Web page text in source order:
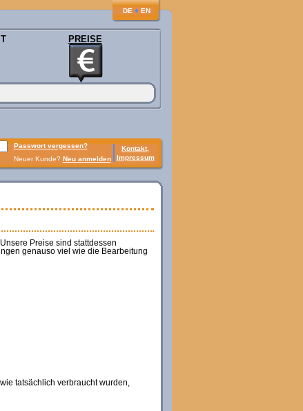
DE ♦ EN
PREISE
Passwort vergessen?
Kontakt,
Impressum
Neuer Kunde? Neu anmelden
Preise sind stattdessen
genauso viel wie die Bearbeitung
tatsächlich verbraucht wurden,